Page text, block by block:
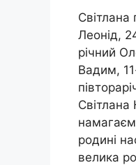
Світлана
Леонід,
річний
Вадим,
родині
велика